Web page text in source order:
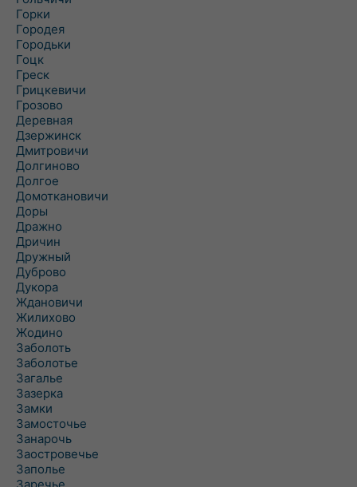
Горки
Городея
Городьки
Гоцк
Греск
Грицкевичи
Грозово
Деревная
Дзержинск
Дмитровичи
Долгиново
Долгое
Домоткановичи
Доры
Дражно
Дричин
Дружный
Дуброво
Дукора
Ждановичи
Жилихово
Жодино
Заболоть
Заболотье
Загалье
Зазерка
Замки
Замосточье
Занарочь
Заостровечье
Заполье